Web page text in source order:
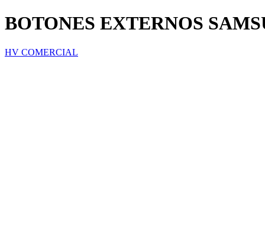
BOTONES EXTERNOS
HV COMERCIAL